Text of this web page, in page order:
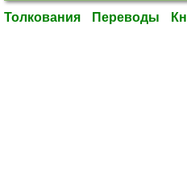
Толкования Переводы